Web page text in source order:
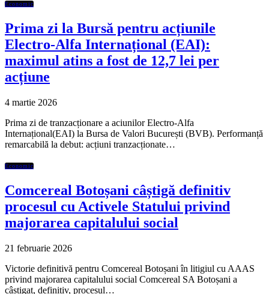
Economic
Prima zi la Bursă pentru acțiunile
Electro-Alfa Internațional (EAI):
maximul atins a fost de 12,7 lei per
acțiune
4 martie 2026
Prima zi de tranzacționare a aciunilor Electro-Alfa
Internațional(EAI) la Bursa de Valori București (BVB). Performanță
remarcabilă la debut: acțiuni tranzacționate…
Economic
Comcereal Botoșani câștigă definitiv
procesul cu Activele Statului privind
majorarea capitalului social
21 februarie 2026
Victorie definitivă pentru Comcereal Botoșani în litigiul cu AAAS
privind majorarea capitalului social Comcereal SA Botoșani a
câștigat, definitiv, procesul…